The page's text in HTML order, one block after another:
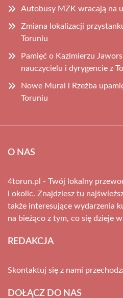
Autobusy MZK wracają na
Zmiana lokalizacji
Toruniu
Pamięć o Kazimierzu
nauczycielu i dyrygencie z
Nowe Mural i Rzeźba
Toruniu
O NAS
4torun.pl - Twój lokalny
i okolic. Znajdziesz tu
także interesujące wydarzenia
na bieżąco z tym, co się dzieje
REDAKCJA
Skontaktuj się z nami
DOŁĄCZ DO NAS